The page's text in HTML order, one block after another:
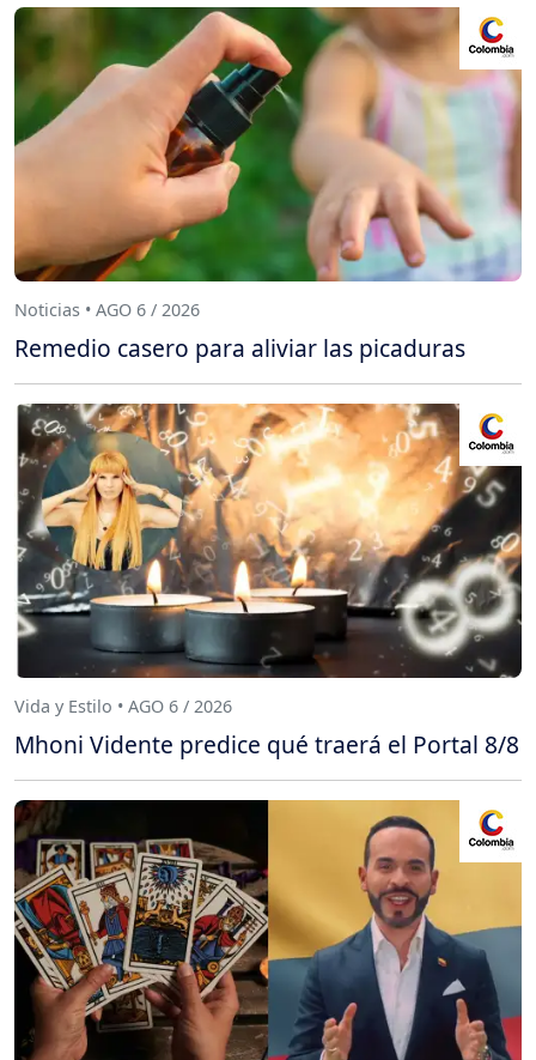
Noticias • AGO 6 / 2026
Remedio casero para aliviar las picaduras
Vida y Estilo • AGO 6 / 2026
Mhoni Vidente predice qué traerá el Portal 8/8